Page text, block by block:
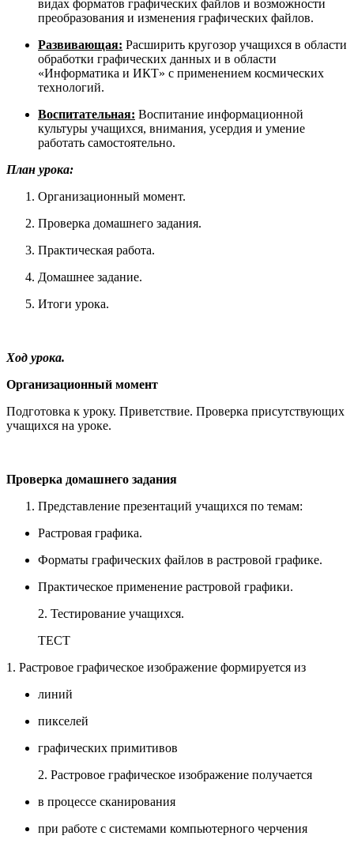
видах форматов графических файлов и возможности
преобразования и изменения графических файлов.
Развивающая: Расширить кругозор учащихся в области
обработки графических данных и в области
«Информатика и ИКТ» с применением космических
технологий.
Воспитательная: Воспитание информационной
культуры учащихся, внимания, усердия и умение
работать самостоятельно.
План урока:
Организационный момент.
Проверка домашнего задания.
Практическая работа.
Домашнее задание.
Итоги урока.
Ход урока.
Организационный момент
Подготовка к уроку. Приветствие. Проверка присутствующих
учащихся на уроке.
Проверка домашнего задания
Представление презентаций учащихся по темам:
Растровая графика.
Форматы графических файлов в растровой графике.
Практическое применение растровой графики.
2. Тестирование учащихся.
ТЕСТ
1. Растровое графическое изображение формируется из
линий
пикселей
графических примитивов
2. Растровое графическое изображение получается
в процессе сканирования
при работе с системами компьютерного черчения